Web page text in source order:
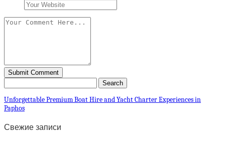
Unforgettable Premium Boat Hire and Yacht Charter Experiences in
Paphos
Свежие записи